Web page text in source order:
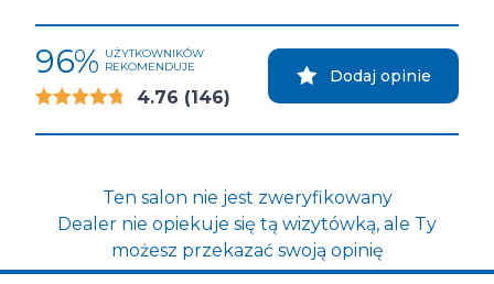
96% UŻYTKOWNIKÓW
REKOMENDUJE
4.76 (146)
Dodaj opinie
Ten salon nie jest zweryfikowany
Dealer nie opiekuje się tą wizytówką, ale Ty
możesz przekazać swoją opinię